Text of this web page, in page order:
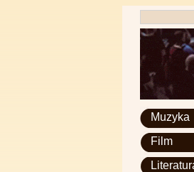
Muzyka
Film